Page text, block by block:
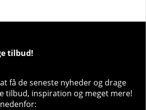
tilbud!
få de seneste nyheder og drage
tilbud, inspiration og meget mere!